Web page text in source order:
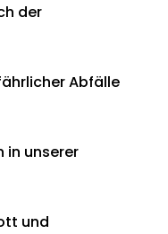
der
Abfälle
in unserer
und